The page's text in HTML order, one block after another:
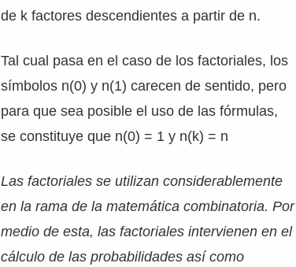
de k factores descendientes a partir de n.
Tal cual pasa en el caso de los factoriales, los
símbolos n(0) y n(1) carecen de sentido, pero
para que sea posible el uso de las fórmulas,
se constituye que n(0) = 1 y n(k) = n
Las factoriales se utilizan considerablemente
en la rama de la matemática combinatoria. Por
medio de esta, las factoriales intervienen en el
cálculo de las probabilidades así como